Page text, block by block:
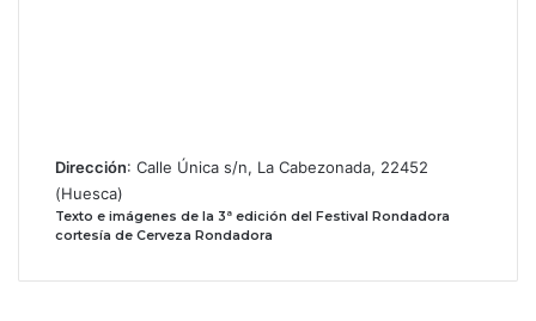
Dirección: Calle Única s/n, La Cabezonada, 22452
(Huesca)
Texto e imágenes de la 3ª edición del Festival Rondadora
cortesía de Cerveza Rondadora